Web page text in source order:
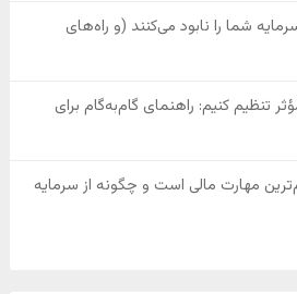
سرمایه شما را نابود می‌کنند (و راه‌های
تنظیم کنیم: راهنمای گام‌به‌گام برای
مهارت مالی است و چگونه از سرمایه